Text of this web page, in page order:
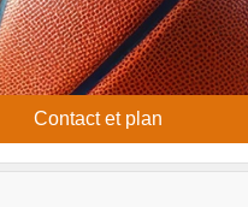
Contact et plan